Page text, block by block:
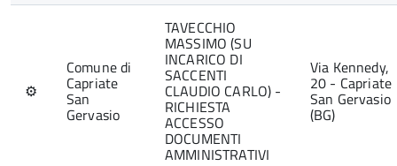
⚙
Comune di
Capriate
San
Gervasio
TAVECCHIO
MASSIMO (SU
INCARICO DI
SACCENTI
CLAUDIO CARLO) -
RICHIESTA
ACCESSO
DOCUMENTI
AMMINISTRATIVI
Via Kennedy,
20 - Capriate
San Gervasio
(BG)